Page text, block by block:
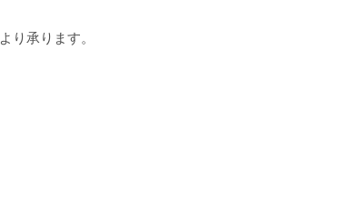
より承ります。